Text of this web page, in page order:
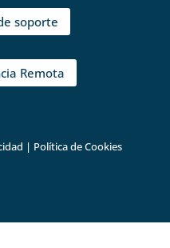
soporte
Remota
| Política de Cookies